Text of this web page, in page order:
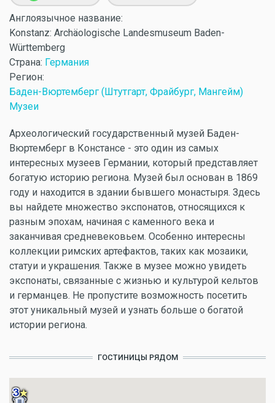
Англоязычное название:
Konstanz: Archäologische Landesmuseum Baden-
Württemberg
Страна: Германия
Регион:
Баден-Вюртемберг (Штутгарт, Фрайбург, Мангейм)
Музеи
Археологический государственный музей Баден-
Вюртемберг в Констансе - это один из самых
интересных музеев Германии, который представляет
богатую историю региона. Музей был основан в 1869
году и находится в здании бывшего монастыря. Здесь
вы найдете множество экспонатов, относящихся к
разным эпохам, начиная с каменного века и
заканчивая средневековьем. Особенно интересны
коллекции римских артефактов, таких как мозаики,
статуи и украшения. Также в музее можно увидеть
экспонаты, связанные с жизнью и культурой кельтов
и германцев. Не пропустите возможность посетить
этот уникальный музей и узнать больше о богатой
истории региона.
ГОСТИНИЦЫ РЯДОМ